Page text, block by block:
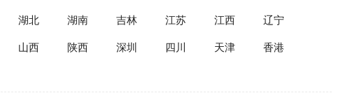
湖北 湖南 吉林 江苏 江西 辽宁
山西 陕西 深圳 四川 天津 香港